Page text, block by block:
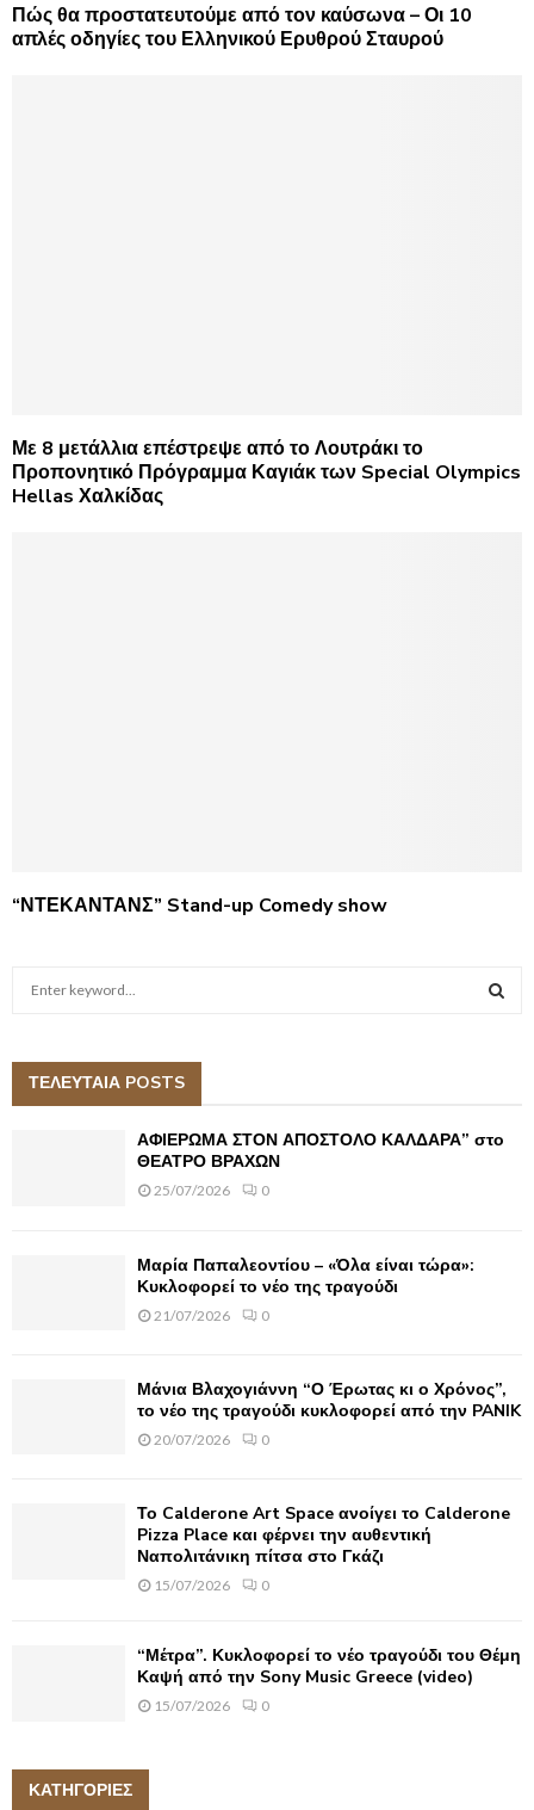
Πώς θα προστατευτούμε από τον καύσωνα – Οι 10
απλές οδηγίες του Ελληνικού Ερυθρού Σταυρού
Με 8 μετάλλια επέστρεψε από το Λουτράκι το
Προπονητικό Πρόγραμμα Καγιάκ των Special Olympics
Hellas Χαλκίδας
“ΝΤΕΚΑΝΤΑΝΣ” Stand-up Comedy show
h
A
ΤΕΛΕΥΤΑΙΑ POSTS
ΑΦΙΕΡΩΜΑ ΣΤΟΝ ΑΠΟΣΤΟΛΟ ΚΑΛΔΑΡΑ” στο
ΘΕΑΤΡΟ ΒΡΑΧΩΝ
25/07/2026 0
Μαρία Παπαλεοντίου – «Όλα είναι τώρα»:
Κυκλοφορεί το νέο της τραγούδι
21/07/2026 0
Μάνια Βλαχογιάννη “Ο Έρωτας κι ο Χρόνος”,
το νέο της τραγούδι κυκλοφορεί από την PANIK
20/07/2026 0
Το Calderone Art Space ανοίγει το Calderone
Pizza Place και φέρνει την αυθεντική
Ναπολιτάνικη πίτσα στο Γκάζι
15/07/2026 0
“Μέτρα”. Κυκλοφορεί το νέο τραγούδι του Θέμη
Καψή από την Sony Music Greece (video)
15/07/2026 0
ΚΑΤΗΓΟΡΙΕΣ